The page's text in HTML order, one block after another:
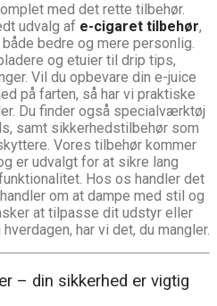
med det rette tilbehør.
udvalg af e-cigaret tilbehør,
bedre og mere personlig.
og etuier til drip tips,
Vil du opbevare din e-juice
på farten, så har vi praktiske
Du finder også specialværktøj
samt sikkerhedstilbehør som
Vores tilbehør kommer
er udvalgt for at sikre lang
Hos os handler det
om at dampe med stil og
at tilpasse dit udstyr eller
har vi det, du mangler.
– din sikkerhed er vigtig